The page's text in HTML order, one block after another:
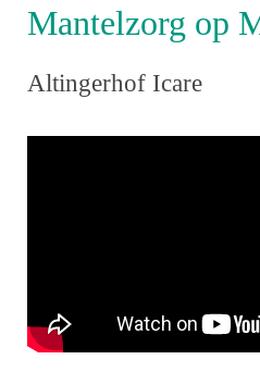
Mantelzorg op
Altingerhof Icare